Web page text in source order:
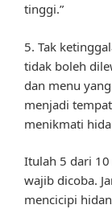
tinggi.”
5. Tak
tidak boleh
dan menu
menjadi
menikmati
Itulah 5 dari 10
wajib dicoba.
mencicipi